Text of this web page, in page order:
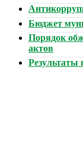
Бюджет
Порядок
актов
Результаты